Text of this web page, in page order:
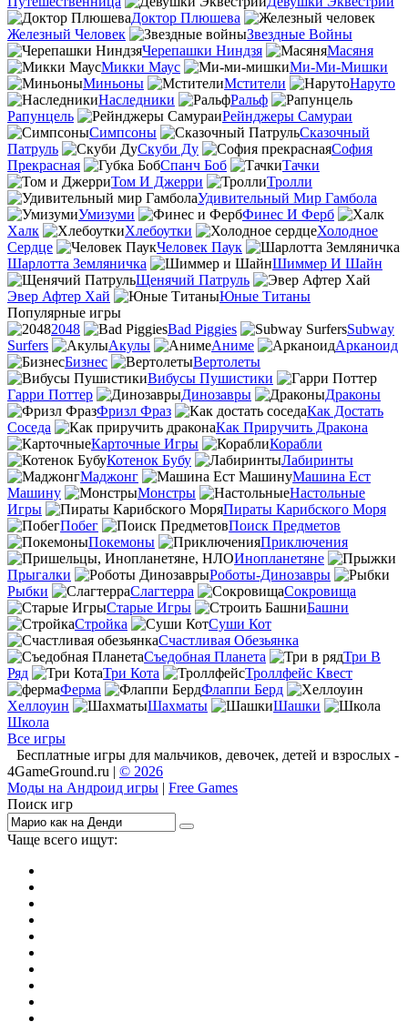
Доктор Плюшева
Железный Человек
Звездные Войны
Черепашки Ниндзя
Масяня
Микки Маус
Ми-Ми-Мишки
Миньоны
Мстители
Наруто
Наследники
Ральф
Рапунцель
Рейнджеры Самураи
Симпсоны
Сказочный
Патруль
Скуби Ду
София
Прекрасная
Спанч Боб
Тачки
Том И Джерри
Тролли
Удивительный Мир Гамбола
Умизуми
Финес И Ферб
Халк
Хлебоутки
Холодное
Сердце
Человек Паук
Шарлотта Земляничка
Шиммер И Шайн
Щенячий Патруль
Эвер Афтер Хай
Юные Титаны
Популярные игры
2048
Bad Piggies
Subway
Surfers
Акулы Аниме
Арканоид
Бизнес
Вертолеты
Вибусы Пушистики
Гарри Поттер
Динозавры
Драконы
Фризл Фраз
Как Достать
Соседа
Как Приручить Дракона
Карточные Игры
Корабли
Котенок Бубу
Лабиринты
Маджонг
Машина Ест
Машину
Монстры
Настольные
Игры
Пираты Карибского Моря
Побег
Поиск Предметов
Покемоны
Приключения
Инопланетяне
Прыгалки
Роботы-Динозавры
Рыбки
Слагтерра
Сокровища
Старые Игры
Башни
Стройка
Суши Кот
Счастливая Обезьянка
Съедобная Планета
Три В
Ряд
Три Кота
Троллфейс Квест
Ферма
Флаппи Берд
Хеллоуин
Шахматы
Шашки
Школа
Все игры
Бесплатные игры для мальчиков, девочек, детей и взрослых -
4GameGround.ru | © 2026
Моды на Андроид игры | Free Games
Поиск игр
Чаще всего ищут: